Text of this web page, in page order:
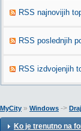
RSS najnovijih
RSS poslednjih
RSS izdvojenjih
MyCity » Windows ->
Ko je trenutno na